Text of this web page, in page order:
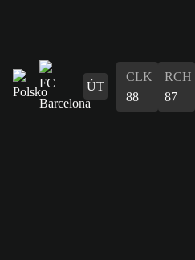
ÚT
CLK
88
RCH
87